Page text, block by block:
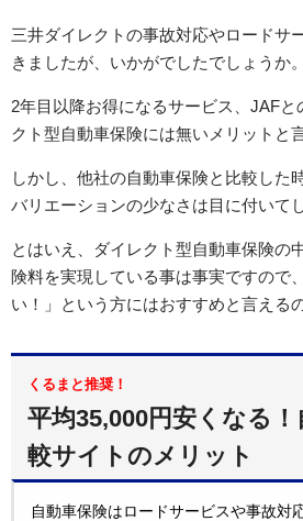
三井ダイレクトの事故対応やロードサ
きましたが、いかがでしたでしょうか。
2年目以降お得になるサービス、JAFと
クト型自動車保険には無いメリットと
しかし、他社の自動車保険と比較した
バリエーションの少なさは目に付いて
とはいえ、ダイレクト型自動車保険の
険料を実現している事は事実ですので
い！」という方にはおすすめと言える
くるまと推奨！
平均35,000円安くなる
較サイトのメリット
自動車保険はロードサービスや事故対